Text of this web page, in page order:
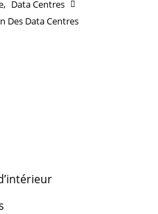
, Data Centres
Des Data Centres